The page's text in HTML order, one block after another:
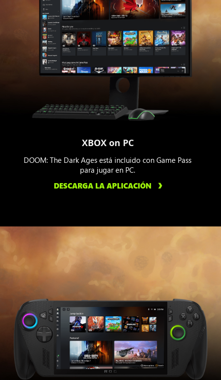
XBOX on PC
DOOM: The Dark Ages está incluido con Game Pass
para jugar en PC.
DESCARGA LA APLICACIÓN